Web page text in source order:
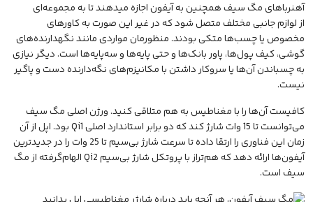
آهنرباهای مگ سیف همچنین به آیفون اجازه میدهند تا به مجموعه‌ای
ازلوازم جانبیمختلف متصل شود که در غیر این صورت به کاورهای
مخصوص یا چسب‌ها متکی بودند. منظورمان مواردی مانند نگهدارنده‌های
گوشی، کیف پول‌ها، پاور بانک‌ها و حتی پایه‌ها و سه‌پایه‌ها است. دیگر نیازی
به چسباندن آن‌ها یا سروکار داشتن با مکانیزم‌های نگه‌دارنده دست و پاگیر
نیست.
کافیست آن‌ها را با مغناطیس به هم متلاقی کنید. ورژن اصلی مگ سیف
می‌توانست تا 15 وات شارژ کند که دو برابر استاندارد اصلی Qi1 بود. اپل از آن
زمان این فناوری را ارتقا داده تا سرعت شارژ بی‌سیم تا 25 وات را در جدیدترین
آیفون‌ها ارائه دهد که هم‌تراز با پروتکل شارژ بی‌سیم Qi2 الهام‌گرفته از مگ
سیف است.